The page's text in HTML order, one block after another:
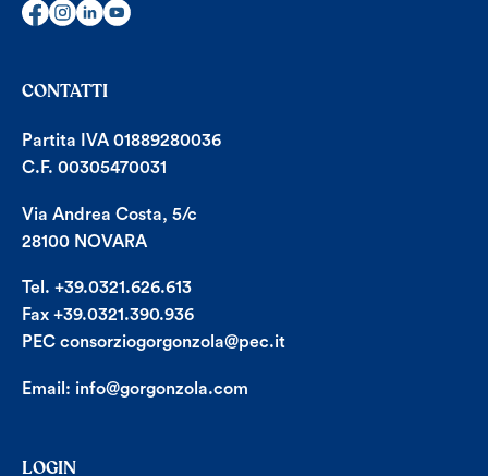
CONTATTI
Partita IVA 01889280036
C.F. 00305470031
Via Andrea Costa, 5/c
28100 NOVARA
Tel. +39.0321.626.613
Fax +39.0321.390.936
PEC consorziogorgonzola@pec.it
Email: info@gorgonzola.com
LOGIN